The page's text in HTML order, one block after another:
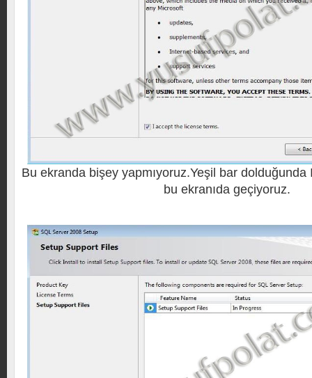
Bu ekranda bişey yapmıyoruz.Yeşil bar dolduğunda
bu ekranıda geçiyoruz.